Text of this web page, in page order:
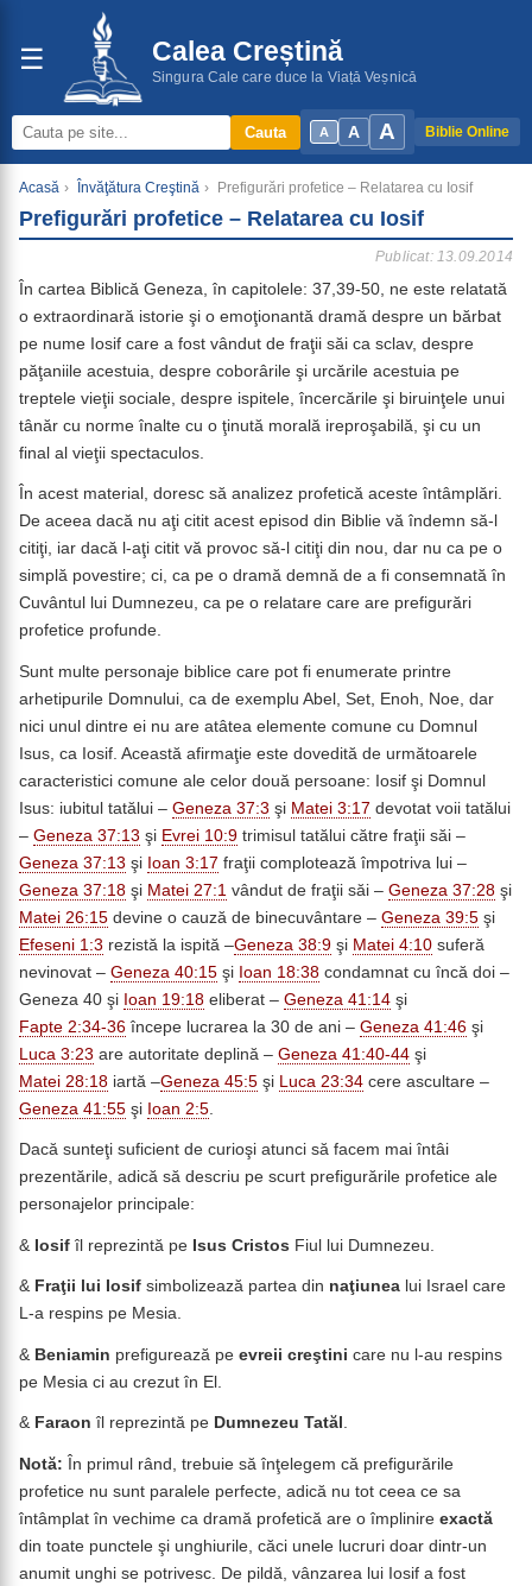
☰ Calea Creștină
Singura Cale care duce la Viață Veșnică
A A A Biblie Online
Cauta
Acasă › Învăţătura Creştină › Prefigurări profetice – Relatarea cu Iosif
Prefigurări profetice – Relatarea cu Iosif
Publicat: 13.09.2014
În cartea Biblică Geneza, în capitolele: 37,39-50, ne este relatată
o extraordinară istorie şi o emoţionantă dramă despre un bărbat
pe nume Iosif care a fost vândut de fraţii săi ca sclav, despre
păţaniile acestuia, despre coborârile şi urcările acestuia pe
treptele vieţii sociale, despre ispitele, încercările şi biruinţele unui
tânăr cu norme înalte cu o ţinută morală ireproşabilă, şi cu un
final al vieţii spectaculos.
În acest material, doresc să analizez profetică aceste întâmplări.
De aceea dacă nu aţi citit acest episod din Biblie vă îndemn să-l
citiţi, iar dacă l-aţi citit vă provoc să-l citiţi din nou, dar nu ca pe o
simplă povestire; ci, ca pe o dramă demnă de a fi consemnată în
Cuvântul lui Dumnezeu, ca pe o relatare care are prefigurări
profetice profunde.
Sunt multe personaje biblice care pot fi enumerate printre
arhetipurile Domnului, ca de exemplu Abel, Set, Enoh, Noe, dar
nici unul dintre ei nu are atâtea elemente comune cu Domnul
Isus, ca Iosif. Această afirmaţie este dovedită de următoarele
caracteristici comune ale celor două persoane: Iosif şi Domnul
Isus: iubitul tatălui – Geneza 37:3 şi Matei 3:17 devotat voii tatălui
– Geneza 37:13 şi Evrei 10:9 trimisul tatălui către fraţii săi –
Geneza 37:13 şi Ioan 3:17 fraţii complotează împotriva lui –
Geneza 37:18 şi Matei 27:1 vândut de fraţii săi – Geneza 37:28 şi
Matei 26:15 devine o cauză de binecuvântare – Geneza 39:5 şi
Efeseni 1:3 rezistă la ispită –Geneza 38:9 şi Matei 4:10 suferă
nevinovat – Geneza 40:15 şi Ioan 18:38 condamnat cu încă doi –
Geneza 40 şi Ioan 19:18 eliberat – Geneza 41:14 şi
Fapte 2:34-36 începe lucrarea la 30 de ani – Geneza 41:46 şi
Luca 3:23 are autoritate deplină – Geneza 41:40-44 şi
Matei 28:18 iartă –Geneza 45:5 şi Luca 23:34 cere ascultare –
Geneza 41:55 şi Ioan 2:5
Dacă sunteţi suficient de curioşi atunci să facem mai întâi
prezentările, adică să descriu pe scurt prefigurările profetice ale
personajelor principale:
& Iosif îl reprezintă pe Isus Cristos Fiul lui Dumnezeu.
& Fraţii lui Iosif simbolizează partea din naţiunea lui Israel care
L-a respins pe Mesia.
& Beniamin prefigurează pe evreii creştini care nu l-au respins
pe Mesia ci au crezut în El.
& Faraon îl reprezintă pe Dumnezeu Tatăl .
Notă: În primul rând, trebuie să înţelegem că prefigurările
profetice nu sunt paralele perfecte, adică nu tot ceea ce sa
întâmplat în vechime ca dramă profetică are o împlinire exactă
din toate punctele şi unghiurile, căci unele lucruri doar dintr-un
anumit unghi se potrivesc. De pildă, vânzarea lui Iosif a fost